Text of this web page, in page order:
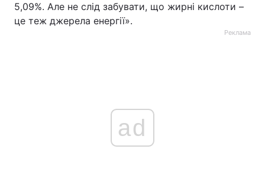
5,09%. Але не слід забувати, що жирні кислоти –
це теж джерела енергії».
Реклама
ad